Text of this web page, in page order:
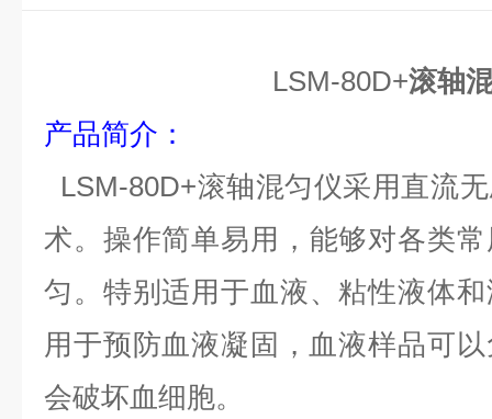
LSM-80D+滚轴
产品简介 ：
LSM-80D+滚轴混匀仪采用直流
术。 操作简单易用，能够对各类
匀。 特别适用于血液、粘性液体
用于预防血液凝固，血液样品可
会破坏血细胞。